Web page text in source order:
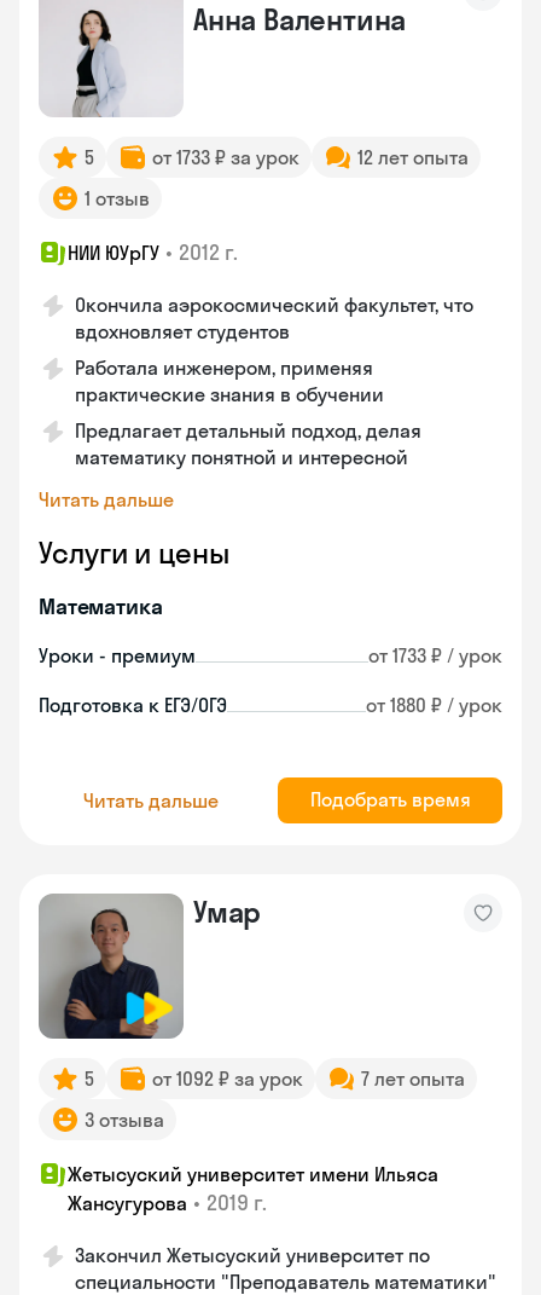
Анна Валентина
5 от 1733 ₽ за урок
12 лет опыта
1 отзыв
НИИ ЮУрГУ • 2012 г.
Окончила аэрокосмический факультет, что
вдохновляет студентов
Работала инженером, применяя
практические знания в обучении
Предлагает детальный подход, делая
математику понятной и интересной
Читать дальше
Услуги и цены
Математика
Уроки - премиум от 1733 ₽ / урок
Подготовка к ЕГЭ/ОГЭ от 1880 ₽ / урок
Читать дальше Подобрать время
Умар
5 от 1092 ₽ за урок
7 лет опыта
3 отзыва
Жетысуский университет имени Ильяса
Жансугурова • 2019 г.
Закончил Жетысуский университет по
специальности "Преподаватель математики"